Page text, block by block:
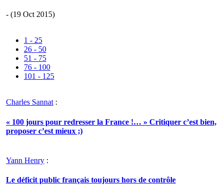
- (19 Oct 2015)
1 - 25
26 - 50
51 - 75
76 - 100
101 - 125
Charles Sannat:
« 100 jours pour redresser la France !… » Critiquer c’est bien,
proposer c’est mieux ;)
Yann Henry :
Le déficit public français toujours hors de contrôle